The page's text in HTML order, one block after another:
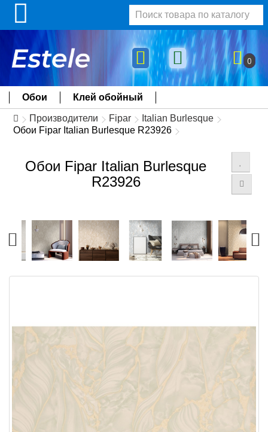
0
Обои Клей обойный
Производители Fipar
Italian Burlesque
Обои Fipar Italian Burlesque R23926
Обои Fipar Italian Burlesque
R23926